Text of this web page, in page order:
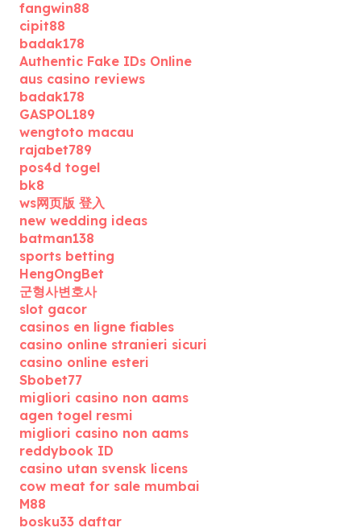
fangwin88
cipit88
badak178
Authentic Fake IDs Online
aus casino reviews
badak178
GASPOL189
wengtoto macau
rajabet789
pos4d togel
bk8
ws网页版 登入
new wedding ideas
batman138
sports betting
HengOngBet
군형사변호사
slot gacor
casinos en ligne fiables
casino online stranieri sicuri
casino online esteri
Sbobet77
migliori casino non aams
agen togel resmi
migliori casino non aams
reddybook ID
casino utan svensk licens
cow meat for sale mumbai
M88
bosku33 daftar